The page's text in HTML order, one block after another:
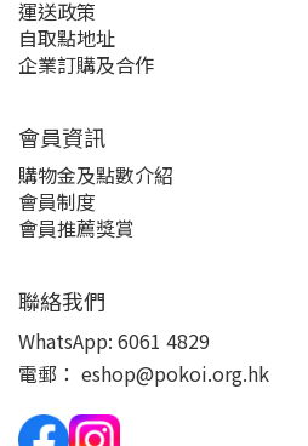
運送政策
自取點地址
企業訂購及合作
會員資訊
購物金及點數介紹
會員制度
會員推薦獎賞
聯絡我們
WhatsApp: 6061 4829
電郵： eshop@pokoi.org.hk